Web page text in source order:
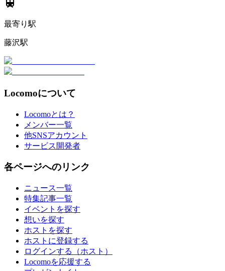
最寄り駅
藤沢駅
Locomoについて
Locomoとは？
メンバー一覧
他SNSアカウント
サービス開発者
各ページへのリンク
ニュース一覧
特集記事一覧
イベントを探す
想いを探す
ホストを探す
ホストに登録する
ログインする（ホスト）
Locomoを応援する